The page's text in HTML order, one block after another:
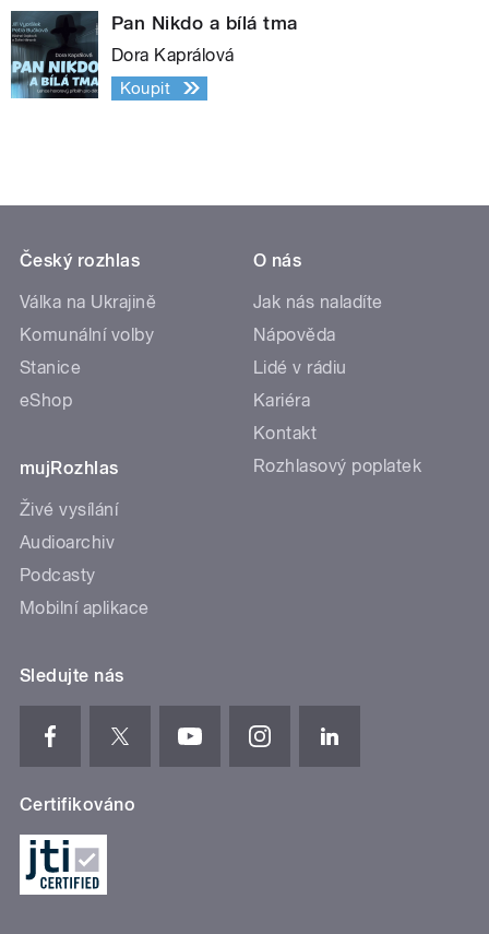
Pan Nikdo a bílá tma
Dora Kaprálová
Koupit
Český rozhlas
Válka na Ukrajině
Komunální volby
Stanice
eShop
mujRozhlas
Živé vysílání
Audioarchiv
Podcasty
Mobilní aplikace
O nás
Jak nás naladíte
Nápověda
Lidé v rádiu
Kariéra
Kontakt
Rozhlasový poplatek
Sledujte nás
Certifikováno